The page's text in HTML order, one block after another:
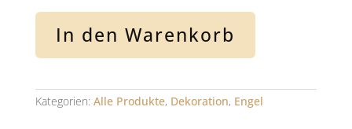
vertrauter
Engels-
Freund
Menge
In den Warenkorb
Kategorien: Alle Produkte, Dekoration, Engel